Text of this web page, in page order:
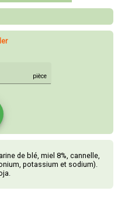
pièce
de blé, miel 8%, cannelle,
potassium et sodium).